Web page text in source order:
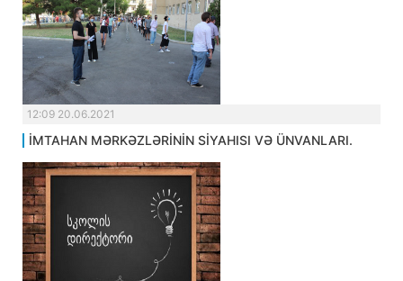
12:09 20.06.2021
İMTAHAN MƏRKƏZLƏRİNİN SİYAHISI VƏ ÜNVANLARI.